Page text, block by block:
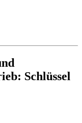
Schlüssel